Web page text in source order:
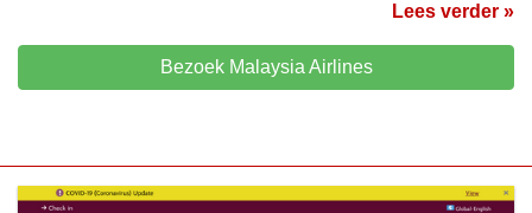
Lees verder »
Bezoek Malaysia Airlines